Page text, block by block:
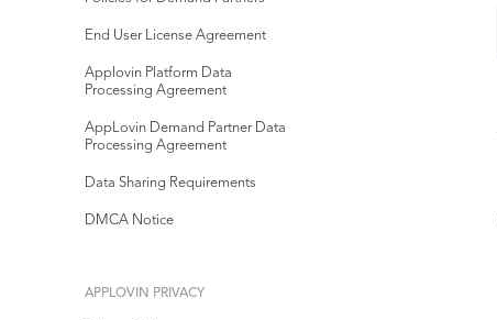
End User License Agreement
Applovin Platform Data
Processing Agreement
AppLovin Demand Partner Data
Processing Agreement
Data Sharing Requirements
DMCA Notice
APPLOVIN PRIVACY